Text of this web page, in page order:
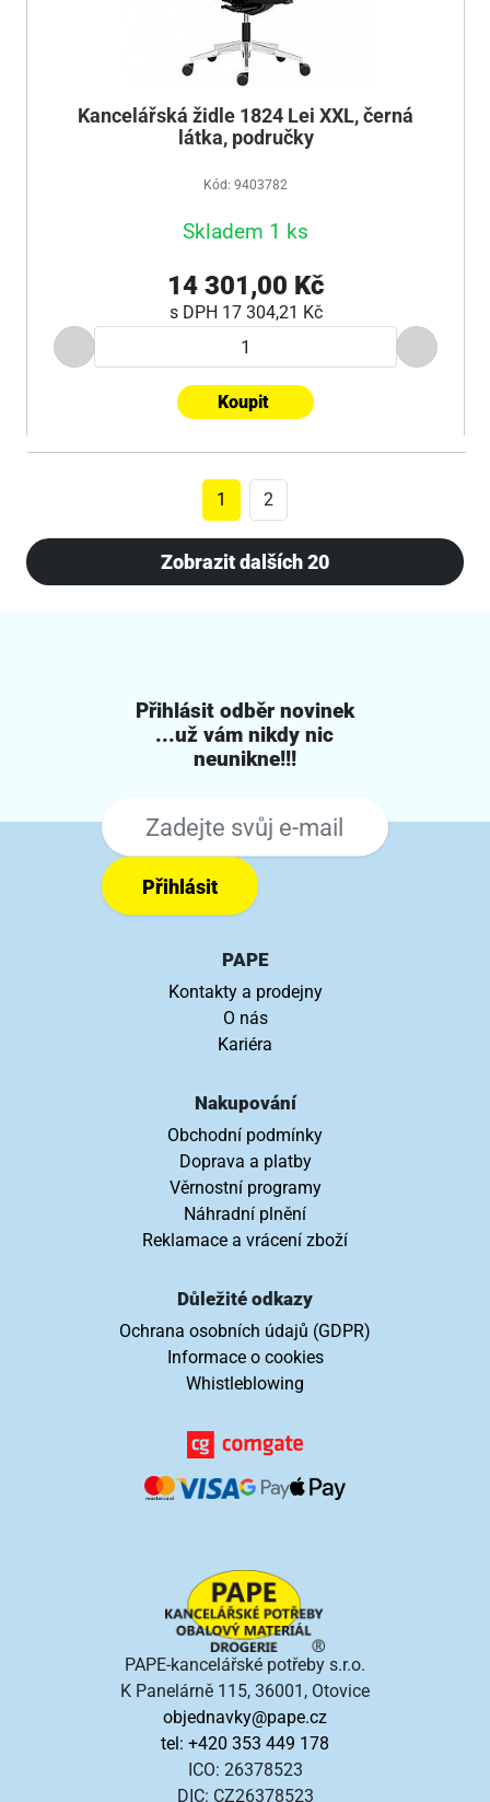
Kancelářská židle 1824 Lei XXL, černá
látka, područky
Kód: 9403782
Skladem 1 ks
14 301,00 Kč
s DPH 17 304,21 Kč
Koupit
1 2
Zobrazit dalších 20
Přihlásit odběr novinek
...už vám nikdy nic
neunikne!!!
Přihlásit
PAPE
Kontakty a prodejny
O nás
Kariéra
Nakupování
Obchodní podmínky
Doprava a platby
Věrnostní programy
Náhradní plnění
Reklamace a vrácení zboží
Důležité odkazy
Ochrana osobních údajů (GDPR)
Informace o cookies
Whistleblowing
PAPE-kancelářské potřeby s.r.o.
K Panelárně 115, 36001, Otovice
objednavky@pape.cz
tel: +420 353 449 178
ICO: 26378523
DIC: CZ26378523